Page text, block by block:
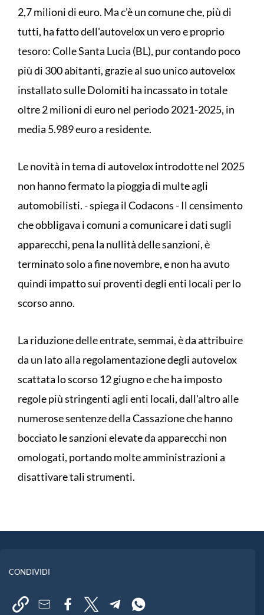
2,7 milioni di euro. Ma c'è un comune che, più di
tutti, ha fatto dell'autovelox un vero e proprio
tesoro: Colle Santa Lucia (BL), pur contando poco
più di 300 abitanti, grazie al suo unico autovelox
installato sulle Dolomiti ha incassato in totale
oltre 2 milioni di euro nel periodo 2021-2025, in
media 5.989 euro a residente.
Le novità in tema di autovelox introdotte nel 2025
non hanno fermato la pioggia di multe agli
automobilisti. - spiega il Codacons - Il censimento
che obbligava i comuni a comunicare i dati sugli
apparecchi, pena la nullità delle sanzioni, è
terminato solo a fine novembre, e non ha avuto
quindi impatto sui proventi degli enti locali per lo
scorso anno.
La riduzione delle entrate, semmai, è da attribuire
da un lato alla regolamentazione degli autovelox
scattata lo scorso 12 giugno e che ha imposto
regole più stringenti agli enti locali, dall'altro alle
numerose sentenze della Cassazione che hanno
bocciato le sanzioni elevate da apparecchi non
omologati, portando molte amministrazioni a
disattivare tali strumenti.
CONDIVIDI